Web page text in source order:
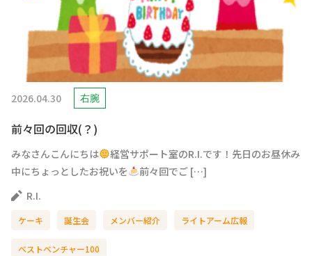
2026.04.30 右腕
前々回の回収(？)
みなさんこんにちは
経営サポート室のR.I.です！先日のお昼休み
中にちょっとしたお祝いを
前々回でご […]
R.I.
ケーキ 誕生会 メンバー紹介 ライトアーム広報
ベストベンチャー100